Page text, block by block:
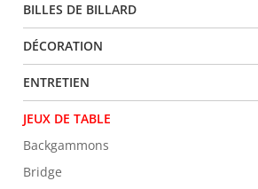
BILLES DE BILLARD
DÉCORATION
ENTRETIEN
JEUX DE TABLE
Backgammons
Bridge